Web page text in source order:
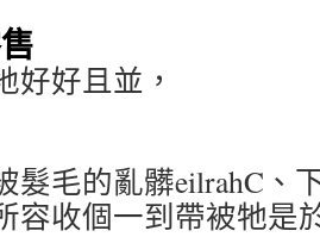
好好且並，
髮毛的亂髒eilrahC、
容收個一到帶被牠是